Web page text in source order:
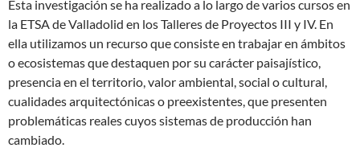
Esta investigación se ha realizado a lo largo de varios cursos en
la ETSA de Valladolid en los Talleres de Proyectos III y IV. En
ella utilizamos un recurso que consiste en trabajar en ámbitos
o ecosistemas que destaquen por su carácter paisajístico,
presencia en el territorio, valor ambiental, social o cultural,
cualidades arquitectónicas o preexistentes, que presenten
problemáticas reales cuyos sistemas de producción han
cambiado.